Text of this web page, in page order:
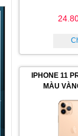
IPHONE 11
MÀU